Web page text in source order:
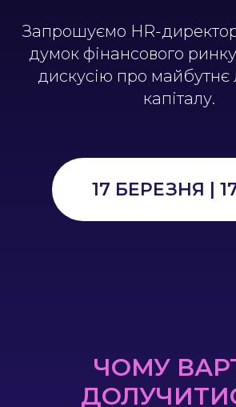
Запрошуємо HR-
думок фінансового
дискусію про майбутнє
капіталу.
17 БЕРЕЗНЯ |
ЧОМУ